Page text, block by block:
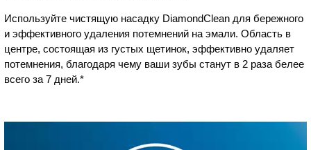
Используйте чистящую насадку DiamondClean для бережного
и эффективного удаления потемнений на эмали. Область в
центре, состоящая из густых щетинок, эффективно удаляет
потемнения, благодаря чему ваши зубы станут в 2 раза белее
всего за 7 дней.*